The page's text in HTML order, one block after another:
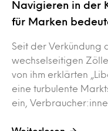
Navigieren in der
für Marken
Seit der Verkündung
wechselseitigen
von ihm erklärten
eine turbulente
ein,